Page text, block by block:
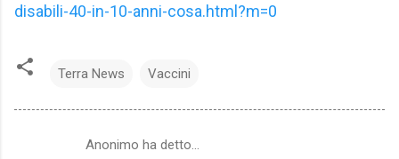
disabili-40-in-10-anni-cosa.html?m=0
Terra News Vaccini
Anonimo ha detto…